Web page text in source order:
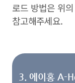
로드 방법은 위
참고해주세요.
3. 에이홍 A-